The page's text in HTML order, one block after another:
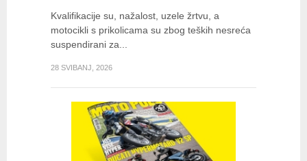
Kvalifikacije su, nažalost, uzele žrtvu, a
motocikli s prikolicama su zbog teških nesreća
suspendirani za...
28 SVIBANJ, 2026